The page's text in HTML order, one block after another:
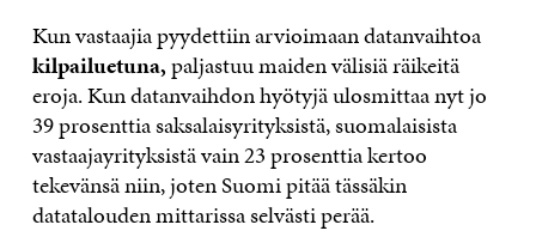
Kun vastaajia pyydettiin arvioimaan datanvaihtoa
kilpailuetuna,paljastuu maiden välisiä räikeitä
eroja. Kun datanvaihdon hyötyjä ulosmittaa nyt jo
39 prosenttia saksalaisyrityksistä, suomalaisista
vastaajayrityksistä vain 23 prosenttia kertoo
tekevänsä niin, joten Suomi pitää tässäkin
datatalouden mittarissa selvästi perää.